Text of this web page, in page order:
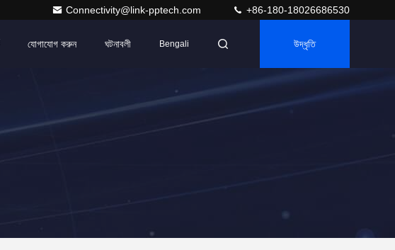
Connectivity@link-pptech.com +86-180-18026686530
যোগাযোগ করুন ঘটনাবলী Bengali উদ্ধৃতি